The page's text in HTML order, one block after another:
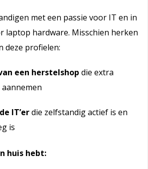
met een passie voor IT en in
laptop hardware. Misschien herken
deze profielen:
een herstelshop die extra
IT’erdie zelfstandig actief is en
is
huis hebt: